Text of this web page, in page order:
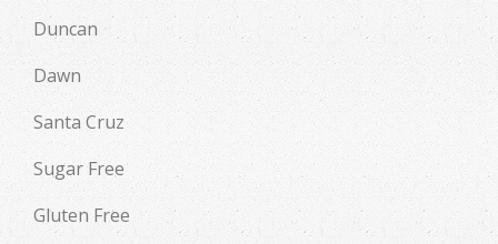
Duncan
Dawn
Santa Cruz
Sugar Free
Gluten Free